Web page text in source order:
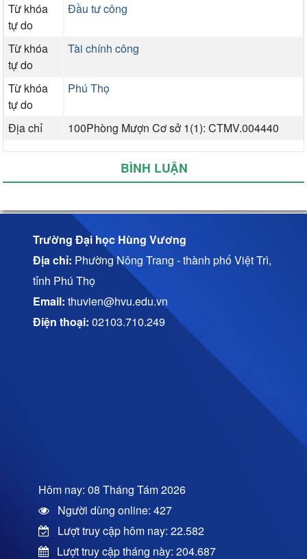
Từ khóa
tự do
Đầu tư công
Từ khóa
tự do
Tài chính công
Từ khóa
tự do
Phú Thọ
Địa chỉ 100Phòng Mượn Cơ sở 1(1): CTMV.004440
BÌNH LUẬN
Trường Đại học Hùng Vương
Địa chỉ: Phường Nông Trang - thành phố Việt Trì,
tỉnh Phú Thọ
Email: thuvien@hvu.edu.vn
Điện thoại: 02103.710.249
Hôm nay: 08 Tháng Tám 2026
Người dùng online: 427
Lượt truy cập hôm nay: 22.582
Lượt truy cập tháng này: 204.687